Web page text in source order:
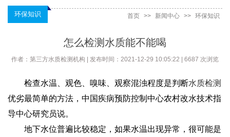
环保知识 首页 >> 新闻中心 >> 环保知识
怎么检测水质能不能喝
作者：第三方水质检测机构 | 发布时间：2021-12-29 10:05:22 | 6687 次浏览
检查水温、观色、嗅味、观察混浊程度是判断水质检测
优劣最简单的方法，中国疾病预防控制中心农村改水技术指
导中心研究员说。
地下水位普遍比较稳定，如果水温出现异常，很可能是